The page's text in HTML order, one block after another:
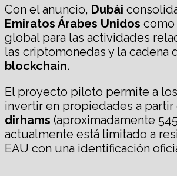
Con el anuncio, Dubái
Emiratos Árabes Unidos como
global para las actividades
las criptomonedas y la cadena
blockchain.
El proyecto piloto permite a
invertir en propiedades a partir
dirhams (aproximadamente
actualmente está limitado a
EAU con una identificación